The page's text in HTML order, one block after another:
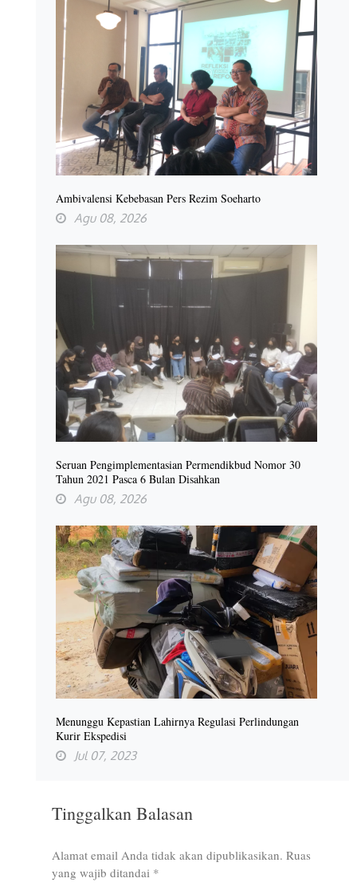
Ambivalensi Kebebasan Pers Rezim Soeharto
Agu 08, 2026
Seruan Pengimplementasian Permendikbud Nomor 30
Tahun 2021 Pasca 6 Bulan Disahkan
Agu 08, 2026
Menunggu Kepastian Lahirnya Regulasi Perlindungan
Kurir Ekspedisi
Jul 07, 2023
Tinggalkan Balasan
Alamat email Anda tidak akan dipublikasikan. Ruas
yang wajib ditandai *